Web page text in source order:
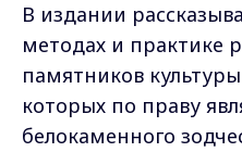
В издании
методах и практике
памятников
которых по праву
белокаменного